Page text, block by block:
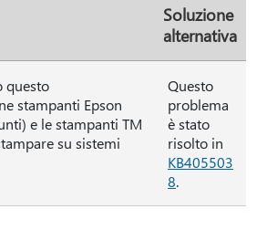
Soluzione
alternativa
questo
stampanti Epson
e le stampanti TM
su sistemi
Questo
problema
è stato
risolto in
KB405503
8.